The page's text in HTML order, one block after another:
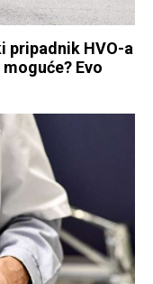
pripadnik HVO-a
Evo